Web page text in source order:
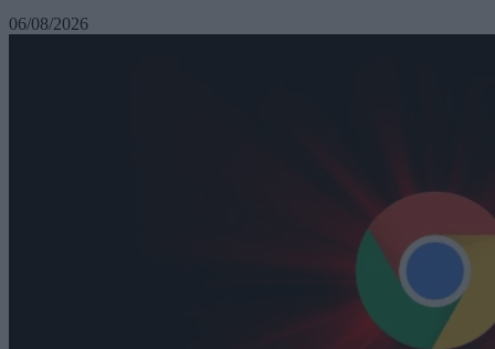
06/08/2026